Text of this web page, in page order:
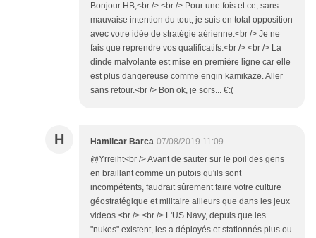
Bonjour HB,<br /> <br /> Pour une fois et ce, sans
mauvaise intention du tout, je suis en total opposition
avec votre idée de stratégie aérienne.<br /> Je ne
fais que reprendre vos qualificatifs.<br /> <br /> La
dinde malvolante est mise en première ligne car elle
est plus dangereuse comme engin kamikaze. Aller
sans retour.<br /> Bon ok, je sors... €:(
H Hamilcar Barca 07/08/2019 11:09
@Yrreiht<br /> Avant de sauter sur le poil des gens
en braillant comme un putois qu'ils sont
incompétents, faudrait sûrement faire votre culture
géostratégique et militaire ailleurs que dans les jeux
videos.<br /> <br /> L'US Navy, depuis que les
"nukes" existent, les a déployés et stationnés plus ou